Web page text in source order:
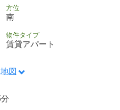
方位
南
物件タイプ
賃貸アパート
地図